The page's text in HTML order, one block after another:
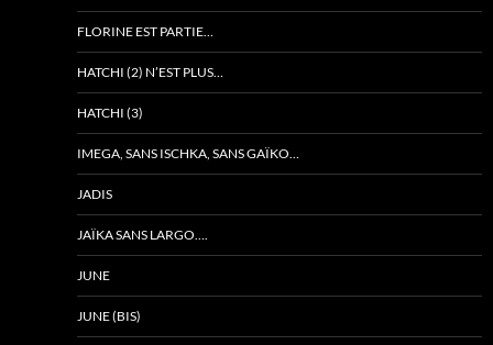
FLORINE EST PARTIE…
HATCHI (2) N’EST PLUS…
HATCHI (3)
IMEGA, SANS ISCHKA, SANS GAÏKO…
JADIS
JAÏKA SANS LARGO….
JUNE
JUNE (BIS)